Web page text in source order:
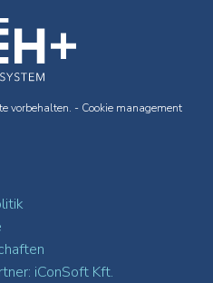
vorbehalten. - Cookie management
iConSoft Kft.